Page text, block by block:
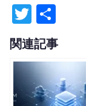
T
w
it
te
r
有
関連記事